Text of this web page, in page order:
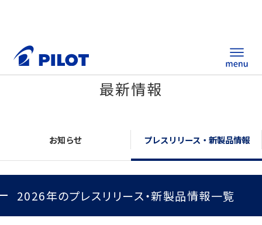
製品情報
替え芯サイト
最新情報
お知らせ プレスリリース・新製品情報
2026年のプレスリリース・新製品情報一覧